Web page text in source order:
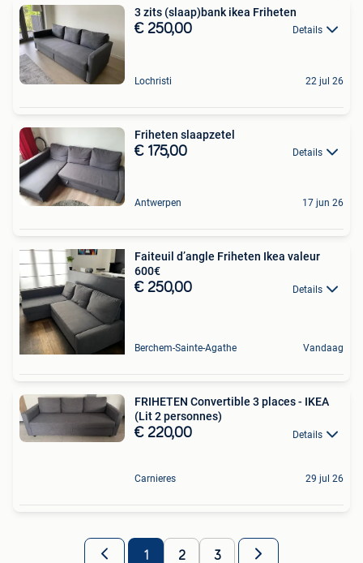
3 zits (slaap)bank ikea Friheten
€ 250,00 Details
Lochristi 22 jul 26
Friheten slaapzetel
€ 175,00 Details
Antwerpen 17 jun 26
Faiteuil d’angle Friheten Ikea valeur
600€
€ 250,00 Details
Berchem-Sainte-Agathe Vandaag
FRIHETEN Convertible 3 places - IKEA
(Lit 2 personnes)
€ 220,00 Details
Carnieres 29 jul 26
1 2 3